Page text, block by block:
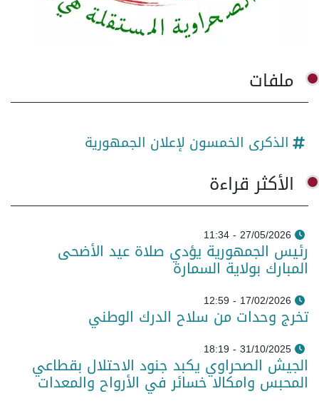
ملفات
الذكرى الخمسون لإعلان الجمهورية
الأكثر قراءة
27/05/2026 - 11:34
رئيس الجمهورية يؤدي صلاة عيد الأضحى
المبارك بولاية السمارة
17/02/2026 - 12:59
تخرج وحدات من سلاح الدرك الوطني
31/10/2025 - 18:19
الجيش الصحراوي يكبد جنود الاحتلال بقطاعي
المحبس وامكالا خسائر في الأرواح والمعدات